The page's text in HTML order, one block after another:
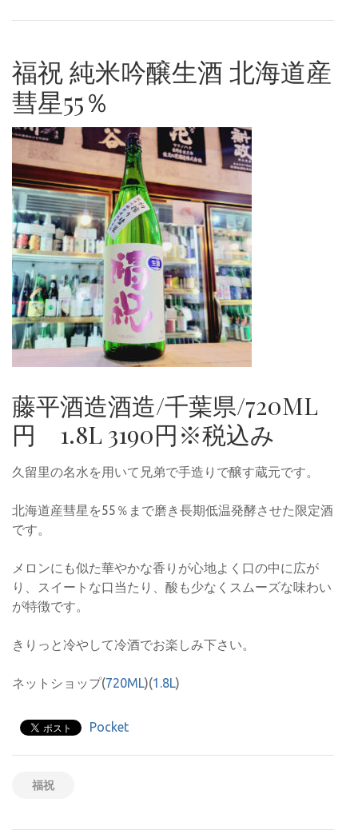
福祝 純米吟醸生酒 北海道産
彗星55％
藤平酒造酒造/千葉県/720ML
円 1.8L 3190円※税込み
久留里の名水を用いて兄弟で手造りで醸す蔵元です。
北海道産彗星を55％まで磨き長期低温発酵させた限定酒
です。
メロンにも似た華やかな香りが心地よく口の中に広が
り、スイートな口当たり、酸も少なくスムーズな味わい
が特徴です。
きりっと冷やして冷酒でお楽しみ下さい。
ネットショップ(720ML)(1.8L)
Pocket
福祝